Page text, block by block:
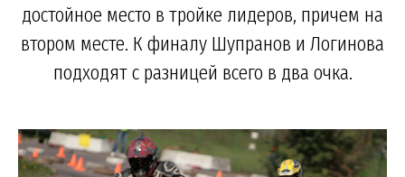
достойное место в тройке лидеров, причем на
втором месте. К финалу Шупранов и Логинова
подходят с разницей всего в два очка.